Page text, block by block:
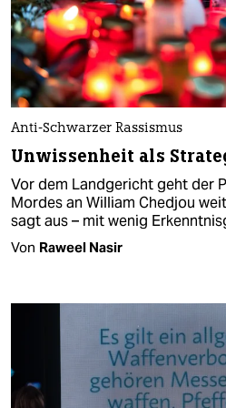
Anti-Schwarzer Rassismus
Unwissenheit als
Vor dem Landgericht geht der
Mordes an William Chedjou
sagt aus – mit wenig
Von Raweel Nasir